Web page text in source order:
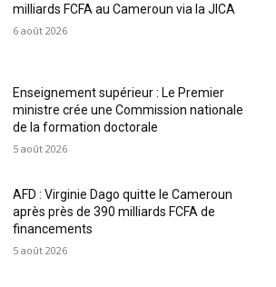
milliards FCFA au Cameroun via la JICA
6 août 2026
Enseignement supérieur : Le Premier
ministre crée une Commission nationale
de la formation doctorale
5 août 2026
AFD : Virginie Dago quitte le Cameroun
après près de 390 milliards FCFA de
financements
5 août 2026